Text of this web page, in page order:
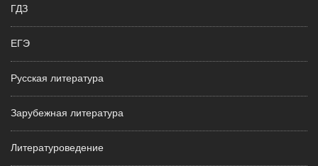
ГДЗ
ЕГЭ
Русская литература
Зарубежная литература
Литературоведение